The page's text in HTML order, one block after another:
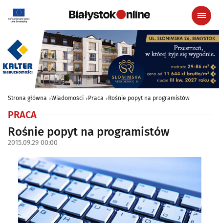
Strona główna Wiadomości Praca Rośnie popyt na programistów
PRACA
Rośnie popyt na programistów
2015.09.29 00:00